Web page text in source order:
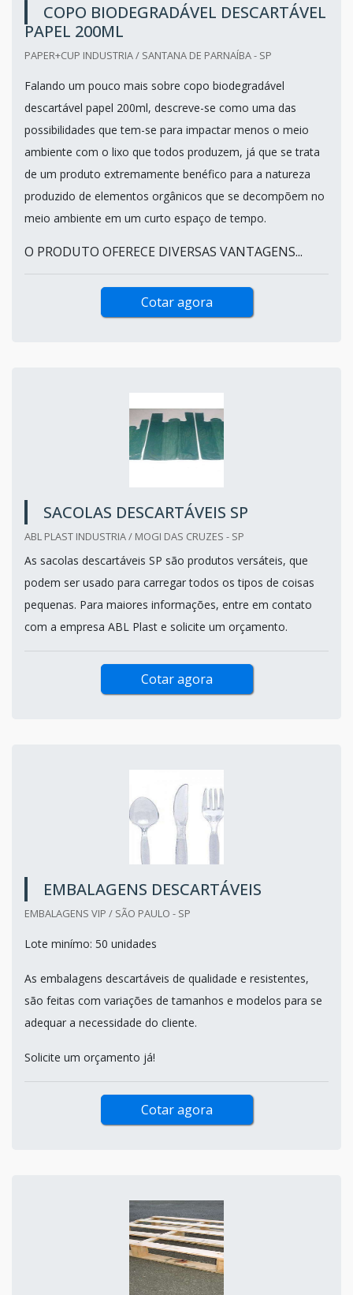
COPO BIODEGRADÁVEL DESCARTÁVEL
PAPEL 200ML
PAPER+CUP INDUSTRIA / SANTANA DE PARNAÍBA - SP
Falando um pouco mais sobre copo biodegradável
descartável papel 200ml, descreve-se como uma das
possibilidades que tem-se para impactar menos o meio
ambiente com o lixo que todos produzem, já que se trata
de um produto extremamente benéfico para a natureza
produzido de elementos orgânicos que se decompõem no
meio ambiente em um curto espaço de tempo.
O PRODUTO OFERECE DIVERSAS VANTAGENS...
Cotar agora
SACOLAS DESCARTÁVEIS SP
ABL PLAST INDUSTRIA / MOGI DAS CRUZES - SP
As sacolas descartáveis SP são produtos versáteis, que
podem ser usado para carregar todos os tipos de coisas
pequenas. Para maiores informações, entre em contato
com a empresa ABL Plast e solicite um orçamento.
Cotar agora
EMBALAGENS DESCARTÁVEIS
EMBALAGENS VIP / SÃO PAULO - SP
Lote minímo: 50 unidades
As embalagens descartáveis de qualidade e resistentes,
são feitas com variações de tamanhos e modelos para se
adequar a necessidade do cliente.
Solicite um orçamento já!
Cotar agora